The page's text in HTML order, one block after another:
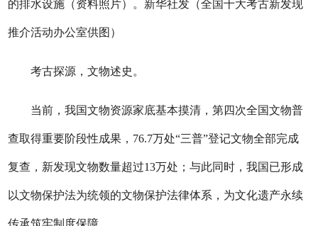
的排水设施（资料照片）。新华社发（全国十大考古新发现
推介活动办公室供图）
考古探源，文物述史。
当前，我国文物资源家底基本摸清，第四次全国文物普
查取得重要阶段性成果，76.7万处“三普”登记文物全部完成
复查，新发现文物数量超过13万处；与此同时，我国已形成
以文物保护法为统领的文物保护法律体系，为文化遗产永续
传承筑牢制度保障。